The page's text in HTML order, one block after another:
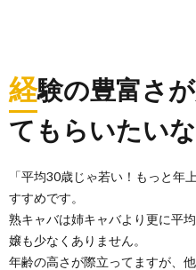
経験の豊富さ
てもらいたい
「平均30歳じゃ若い！もっと年
すすめです。
熟キャバは姉キャバより更に平
嬢も少なくありません。
年齢の高さが際立ってますが、